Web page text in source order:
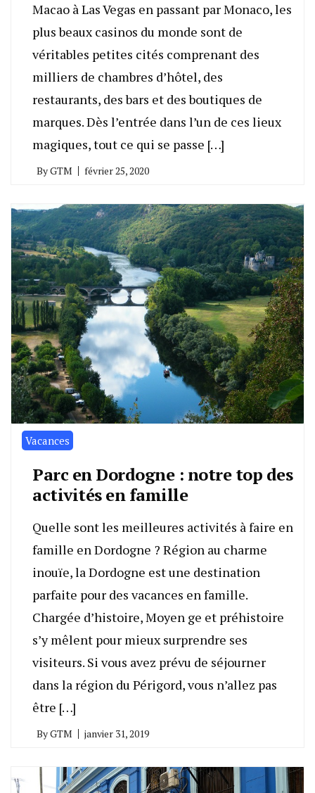
Macao à Las Vegas en passant par Monaco, les
plus beaux casinos du monde sont de
véritables petites cités comprenant des
milliers de chambres d’hôtel, des
restaurants, des bars et des boutiques de
marques. Dès l’entrée dans l’un de ces lieux
magiques, tout ce qui se passe […]
ByGTM février 25, 2020
Vacances
Parc en Dordogne : notre top des
activités en famille
Quelle sont les meilleures activités à faire en
famille en Dordogne ? Région au charme
inouïe, la Dordogne est une destination
parfaite pour des vacances en famille.
Chargée d’histoire, Moyen ge et préhistoire
s’y mêlent pour mieux surprendre ses
visiteurs. Si vous avez prévu de séjourner
dans la région du Périgord, vous n’allez pas
être […]
ByGTM janvier 31, 2019